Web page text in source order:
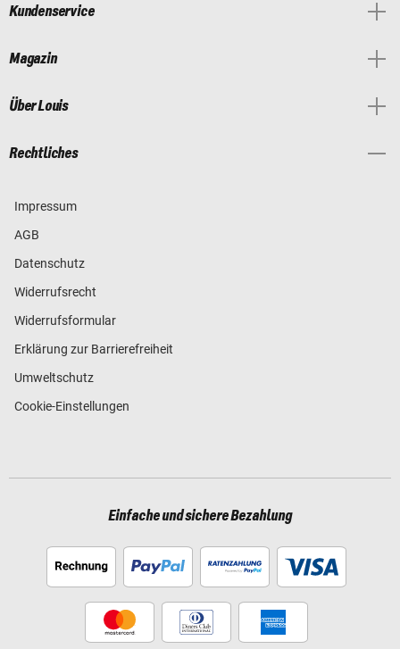
Kundenservice
Magazin
Über Louis
Rechtliches
Impressum
AGB
Datenschutz
Widerrufsrecht
Widerrufsformular
Erklärung zur Barrierefreiheit
Umweltschutz
Cookie-Einstellungen
Einfache und sichere Bezahlung